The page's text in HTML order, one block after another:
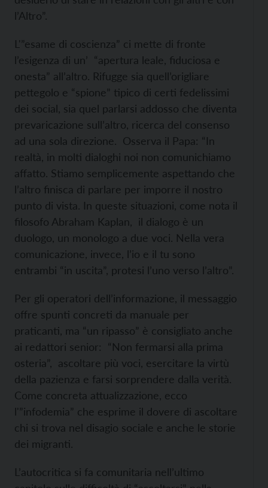
l’Altro”.
L'”esame di coscienza” ci mette di fronte
l’esigenza di un’ “apertura leale, fiduciosa e
onesta” all’altro. Rifugge sia quell’origliare
pettegolo e “spione” tipico di certi fedelissimi
dei social, sia quel parlarsi addosso che diventa
prevaricazione sull’altro, ricerca del consenso
ad una sola direzione. Osserva il Papa: “In
realtà, in molti dialoghi noi non comunichiamo
affatto. Stiamo semplicemente aspettando che
l’altro finisca di parlare per imporre il nostro
punto di vista. In queste situazioni, come nota il
filosofo Abraham Kaplan, il dialogo è un
duologo, un monologo a due voci. Nella vera
comunicazione, invece, l’io e il tu sono
entrambi “in uscita”, protesi l’uno verso l’altro”.
Per gli operatori dell’informazione, il messaggio
offre spunti concreti da manuale per
praticanti, ma “un ripasso” è consigliato anche
ai redattori senior: “Non fermarsi alla prima
osteria”, ascoltare più voci, esercitare la virtù
della pazienza e farsi sorprendere dalla verità.
Come concreta attualizzazione, ecco
l'”infodemia” che esprime il dovere di ascoltare
chi si trova nel disagio sociale e anche le storie
dei migranti.
L’autocritica si fa comunitaria nell’ultimo